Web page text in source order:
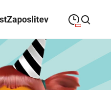
Zaposlitev
09:00
09:00— 21:00